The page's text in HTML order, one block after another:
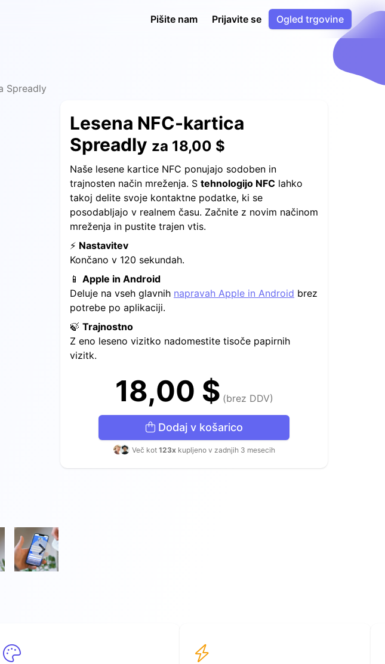
Pišite nam Prijavite se Ogled trgovine
Spreadly
Lesena NFC-kartica
Spreadly za 18,00 $
Naše lesene kartice NFC ponujajo sodoben in
trajnosten način mreženja. S tehnologijo NFC lahko
takoj delite svoje kontaktne podatke, ki se
posodabljajo v realnem času. Začnite z novim načinom
mreženja in pustite trajen vtis.
⚡️ Nastavitev
Končano v 120 sekundah.
📱 Apple in Android
Deluje na vseh glavnih napravah Apple in Android brez
potrebe po aplikaciji.
🍃 Trajnostno
Z eno leseno vizitko nadomestite tisoče papirnih
vizitk.
18,00 $ (brez DDV)
Dodaj v košarico
Več kot 123xkupljeno v zadnjih 3 mesecih